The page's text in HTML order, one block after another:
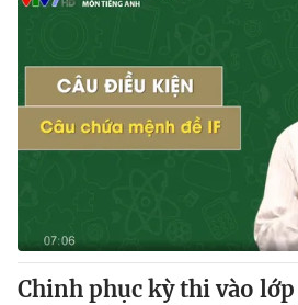
Chinh phục kỳ thi vào